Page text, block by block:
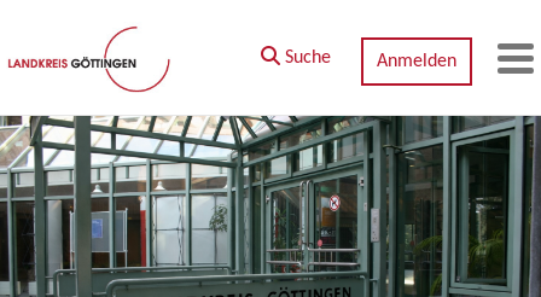
Zum Hauptinhalt springen
Suche Anmelden